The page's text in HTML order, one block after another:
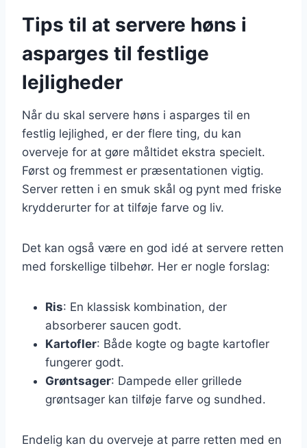
Tips til at servere høns i
asparges til festlige
lejligheder
Når du skal servere høns i asparges til en
festlig lejlighed, er der flere ting, du kan
overveje for at gøre måltidet ekstra specielt.
Først og fremmest er præsentationen vigtig.
Server retten i en smuk skål og pynt med friske
krydderurter for at tilføje farve og liv.
Det kan også være en god idé at servere retten
med forskellige tilbehør. Her er nogle forslag:
Ris: En klassisk kombination, der
absorberer saucen godt.
Kartofler: Både kogte og bagte kartofler
fungerer godt.
Grøntsager: Dampede eller grillede
grøntsager kan tilføje farve og sundhed.
Endelig kan du overveje at parre retten med en